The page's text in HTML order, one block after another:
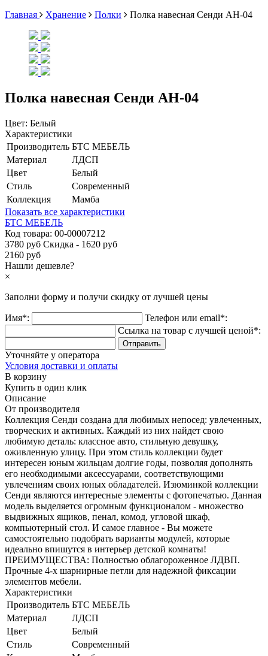
Главная
Хранение Полки Полка навесная Сенди АН-04
Полка навесная Сенди АН-04
Цвет: Белый
Характеристики
Производитель БТС МЕБЕЛЬ
Материал
ЛДСП
Цвет
Белый
Стиль
Современный
Коллекция
Мамба
Показать все характеристики
БТС МЕБЕЛЬ
Код товара: 00-00007212
3780 руб Скидка - 1620 руб
2160 руб
Нашли дешевле?
×
Заполни форму и получи скидку от лучшей цены
Имя*:
Телефон или email*:
Ссылка на товар с лучшей ценой*:
Уточняйте у оператора
Условия доставки и оплаты
В корзину
Купить в один клик
Описание
От производителя
Коллекция Сенди создана для любимых непосед: увлеченных,
творческих и активных. Каждый из них найдет свою
любимую деталь: классное авто, стильную девушку,
оживленную улицу. При этом стиль коллекции будет
интересен юным жильцам долгие годы, позволяя дополнять
его необходимыми аксессуарами, соответствующими
увлечениям своих юных обладателей. Изюминкой коллекции
Сенди являются интересные элементы с фотопечатью. Данная
модель выделяется огромным функционалом - множество
выдвижных ящиков, пенал, комод, угловой шкаф,
компьютерный стол. И самое главное - Вы можете
самостоятельно подобрать варианты модулей, которые
идеально впишутся в интерьер детской комнаты!
ПРЕИМУЩЕСТВА: Полностью облагороженное ЛДВП.
Прочные 4-х шарнирные петли для надежной фиксации
элементов мебели.
Характеристики
Производитель БТС МЕБЕЛЬ
Материал
ЛДСП
Цвет
Белый
Стиль
Современный